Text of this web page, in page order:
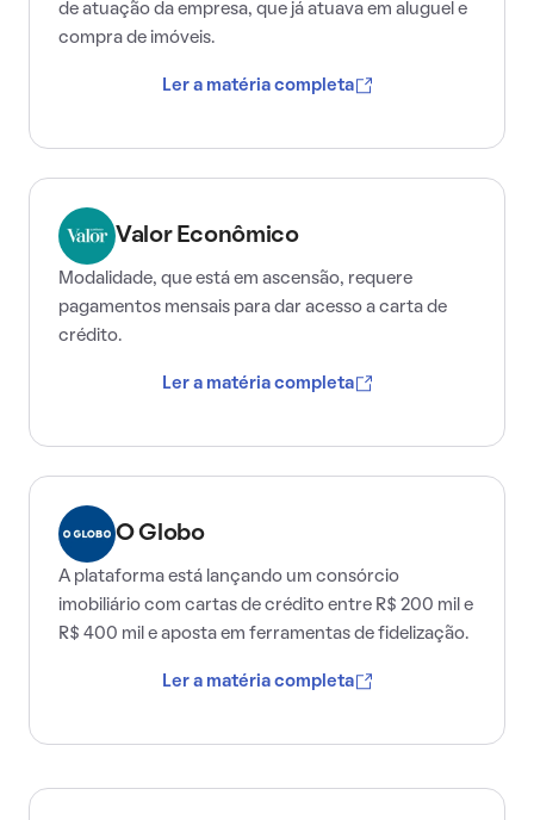
de atuação da empresa, que já atuava em aluguel e
compra de imóveis.
Ler a matéria completa
Valor Econômico
Modalidade, que está em ascensão, requere
pagamentos mensais para dar acesso a carta de
crédito.
Ler a matéria completa
O Globo
A plataforma está lançando um consórcio
imobiliário com cartas de crédito entre R$ 200 mil e
R$ 400 mil e aposta em ferramentas de fidelização.
Ler a matéria completa